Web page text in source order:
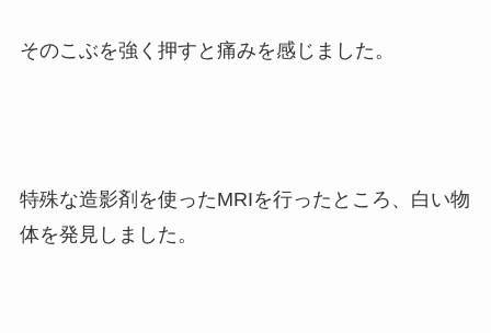
そのこぶを強く押すと痛みを感じました。
特殊な造影剤を使ったMRIを行ったところ、白い物
体を発見しました。